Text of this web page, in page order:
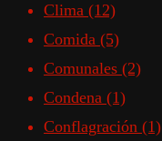
Clima (12)
Comida (5)
Comunales (2)
Condena (1)
Conflagración (1)